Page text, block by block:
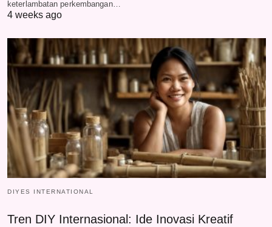
keterlambatan perkembangan…
4 weeks ago
DIYES INTERNATIONAL
Tren DIY Internasional: Ide Inovasi Kreatif